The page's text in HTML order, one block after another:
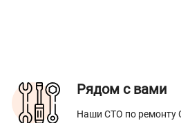
Рядом с вами
Наши СТО по ремонту